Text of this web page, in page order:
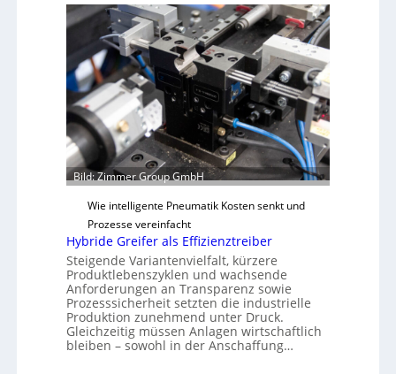
e
r
e
n
D
i
m
e
n
s
o
n
e
n
t
h
o
d
e
n
f
ü
r
n
a
l
t
i
g
Bild: Zimmer Group GmbH
Wie intelligente Pneumatik Kosten senkt und
Prozesse vereinfacht
Hybride Greifer als Effizienztreiber
Steigende Variantenvielfalt, kürzere
Produktlebenszyklen und wachsende
Anforderungen an Transparenz sowie
Prozesssicherheit setzten die industrielle
Produktion zunehmend unter Druck.
Gleichzeitig müssen Anlagen wirtschaftlich
bleiben – sowohl in der Anschaffung…